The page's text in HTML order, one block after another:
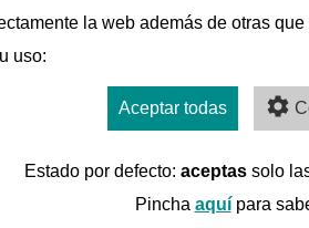
la web además de otras
uso:
Aceptar todas
Estado por defecto: aceptassolo
Pincha aquípara